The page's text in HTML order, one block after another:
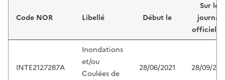
Code NOR Libellé Début le
Sur le
journal
officiel
INTE2127287A
Inondations
et/ou
Coulées de
28/06/2021 28/09/